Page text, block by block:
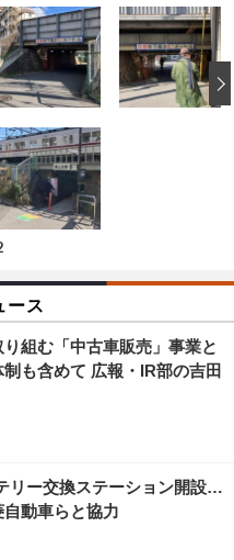
ース
り組む「中古車販売」事業と
も含めて 広報・IR部の吉田
リー交換ステーション開設…
動車らと協力